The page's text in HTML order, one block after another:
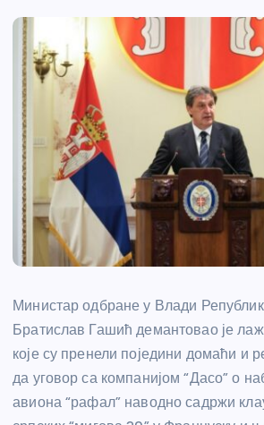
Министар одбране у Влади
Братислав Гашић демантовао је
које су пренели поједини домаћи и
да уговор са компанијом “Дасо” о
авиона “рафал” наводно садржи